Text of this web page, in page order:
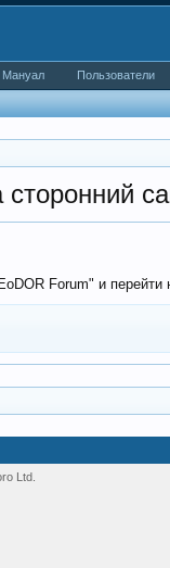
Forum" и
Мануал Пользователи
Ltd.